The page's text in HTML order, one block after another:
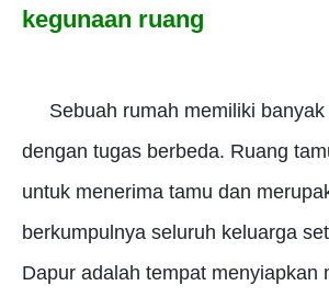
kegunaan ruang
Sebuah rumah memiliki banyak
dengan tugas berbeda. Ruang
untuk menerima tamu dan
berkumpulnya seluruh keluarga
Dapur adalah tempat menyiapkan